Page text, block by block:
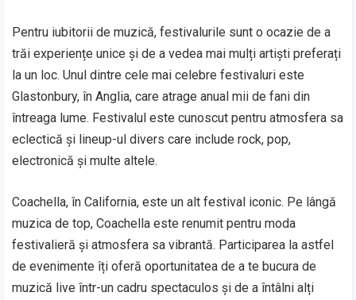
Pentru iubitorii de muzică, festivalurile sunt o ocazie de a
trăi experiențe unice și de a vedea mai mulți artiști preferați
la un loc. Unul dintre cele mai celebre festivaluri este
Glastonbury, în Anglia, care atrage anual mii de fani din
întreaga lume. Festivalul este cunoscut pentru atmosfera sa
eclectică și lineup-ul divers care include rock, pop,
electronică și multe altele.
Coachella, în California, este un alt festival iconic. Pe lângă
muzica de top, Coachella este renumit pentru moda
festivalieră și atmosfera sa vibrantă. Participarea la astfel
de evenimente îți oferă oportunitatea de a te bucura de
muzică live într-un cadru spectaculos și de a întâlni alți